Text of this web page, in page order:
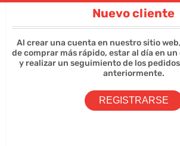
Nuevo cliente
Al crear una cuenta en nuestro sitio
de comprar más rápido, estar al día en
y realizar un seguimiento de los
anteriormente.